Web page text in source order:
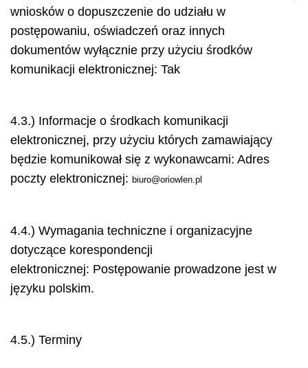
wniosków o dopuszczenie do udziału w
postępowaniu, oświadczeń oraz innych
dokumentów wyłącznie przy użyciu środków
komunikacji elektronicznej: Tak
4.3.) Informacje o środkach komunikacji
elektronicznej, przy użyciu których zamawiający
będzie komunikował się z wykonawcami: Adres
poczty elektronicznej: biuro@oriowlen.pl
4.4.) Wymagania techniczne i organizacyjne
dotyczące korespondencji
elektronicznej: Postępowanie prowadzone jest w
języku polskim.
4.5.) Terminy